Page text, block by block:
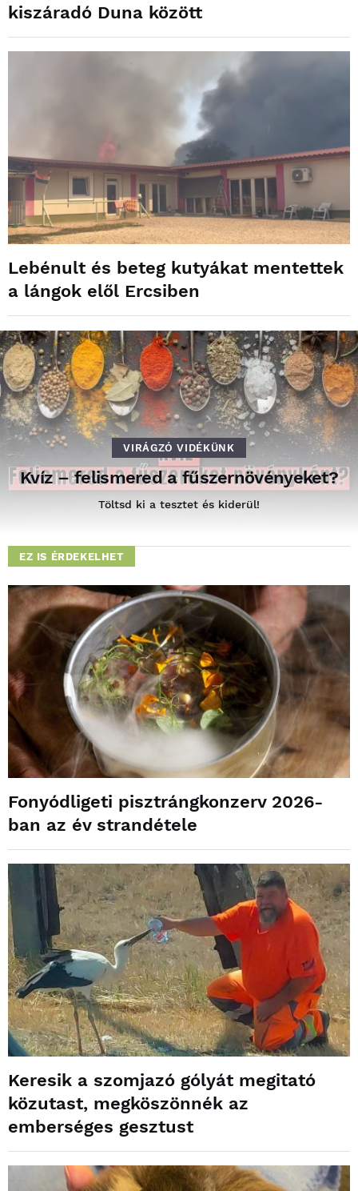
kiszáradó Duna között
Lebénult és beteg kutyákat mentettek
a lángok elől Ercsiben
VIRÁGZÓ VIDÉKÜNK
Kvíz – felismered a fűszernövényeket?
Töltsd ki a tesztet és kiderül!
EZ IS ÉRDEKELHET
Fonyódligeti pisztrángkonzerv 2026-
ban az év strandétele
Keresik a szomjazó gólyát megitató
közutast, megköszönnék az
emberséges gesztust